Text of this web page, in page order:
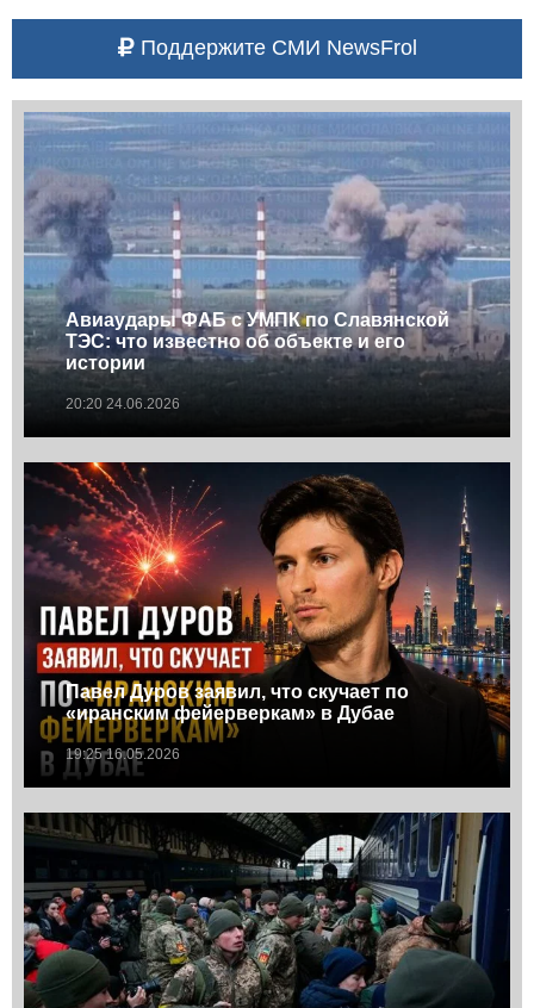
Поддержите СМИ NewsFrol
Авиаудары ФАБ с УМПК по Славянской
ТЭС: что известно об объекте и его
истории
20:20 24.06.2026
Павел Дуров заявил, что скучает по
«иранским фейерверкам» в Дубае
19:25 16.05.2026